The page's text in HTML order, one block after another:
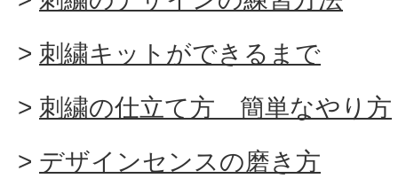
刺繍キットができるまで
刺繍の仕立て方 簡単なやり方
デザインセンスの磨き方